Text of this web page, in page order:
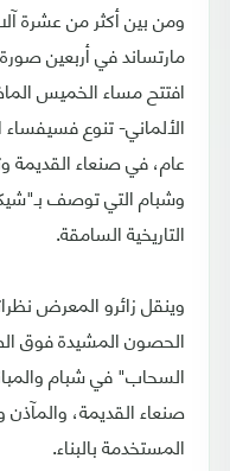
ومن بين أكثر من عشرة
مارتساند في أربعين
افتتح مساء الخميس
عام، في صنعاء القديمة
وشبام التي توصف
التاريخية السامقة.
وينقل زائرو المعرض
الحصون المشيدة فوق
السحاب" في شبام
صنعاء القديمة، والمآذن
المستخدمة بالبناء.